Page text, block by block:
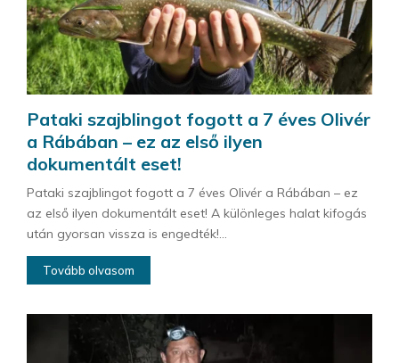
Pataki szajblingot fogott a 7 éves Olivér
a Rábában – ez az első ilyen
dokumentált eset!
Pataki szajblingot fogott a 7 éves Olivér a Rábában – ez
az első ilyen dokumentált eset! A különleges halat kifogás
után gyorsan vissza is engedték!...
Tovább olvasom